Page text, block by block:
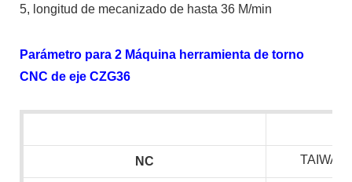
5, longitud de mecanizado de hasta 36 M/min
Parámetro para 2 Máquina herramienta de torno
CNC de eje CZG36
NC TAIWAN